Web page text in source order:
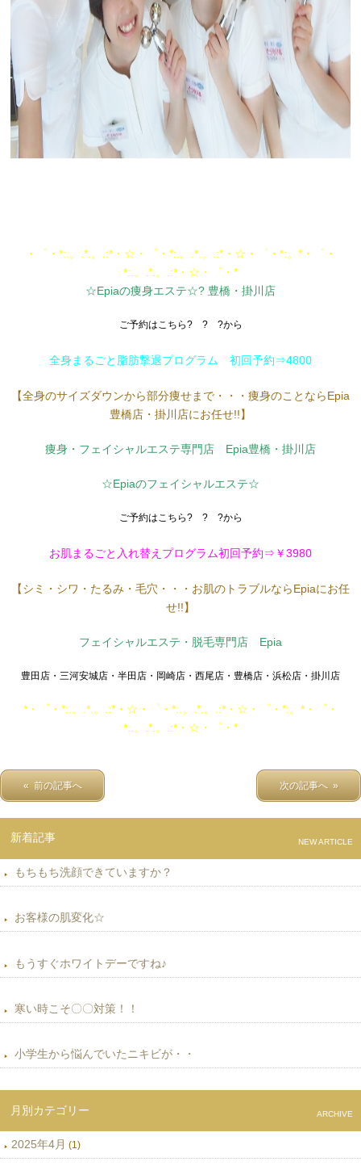
・゜・*:.。.*.。.:*・☆・゜・*:.。.*.。.:*・☆・゜・*:。*・゜・
*:.。.*.。.:*・☆・゜・*
☆Epiaの痩身エステ☆? 豊橋・掛川店
ご予約はこちら? ? ?から
全身まるごと脂肪撃退プログラム 初回予約⇒4800
【全身のサイズダウンから部分痩せまで・・・痩身のことならEpia
豊橋店・掛川店にお任せ!!】
痩身・フェイシャルエステ専門店 Epia豊橋・掛川店
☆Epiaのフェイシャルエステ☆
ご予約はこちら? ? ?から
お肌まるごと入れ替えプログラム初回予約⇒￥3980
【シミ・シワ・たるみ・毛穴・・・お肌のトラブルならEpiaにお任
せ!!】
フェイシャルエステ・脱毛専門店 Epia
豊田店・三河安城店・半田店・岡崎店・西尾店・豊橋店・浜松店・掛川店
*・゜・*:.。.*.。.:*・☆・゜・*:.。.*.。.:*・☆・゜・*:。*・゜・
*:.。.*.。.:*・☆・゜・*
« 前の記事へ 次の記事へ »
新着記事 NEW ARTICLE
もちもち洗顔できていますか？
お客様の肌変化☆
もうすぐホワイトデーですね♪
寒い時こそ〇〇対策！！
小学生から悩んでいたニキビが・・
月別カテゴリー ARCHIVE
2025年4月 (1)